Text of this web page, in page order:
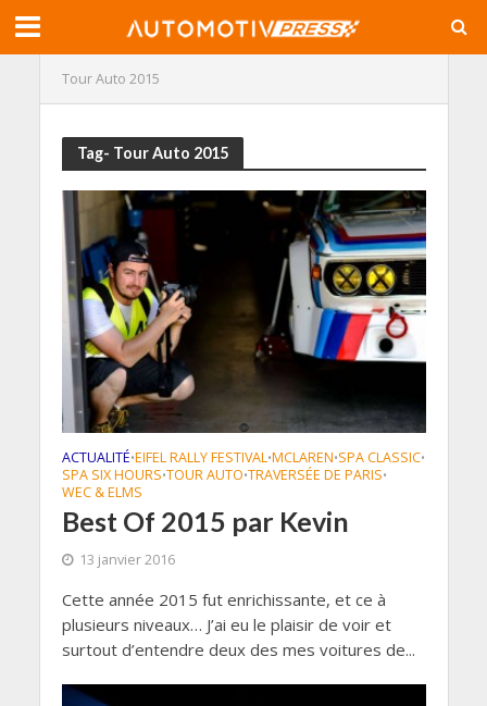
Tour Auto 2015
Tag- Tour Auto 2015
ACTUALITÉ•EIFEL RALLY FESTIVAL•MCLAREN•SPA CLASSIC•
SPA SIX HOURS•TOUR AUTO•TRAVERSÉE DE PARIS•
WEC & ELMS
Best Of 2015 par Kevin
13 janvier 2016
Cette année 2015 fut enrichissante, et ce à
plusieurs niveaux… J’ai eu le plaisir de voir et
surtout d’entendre deux des mes voitures de...